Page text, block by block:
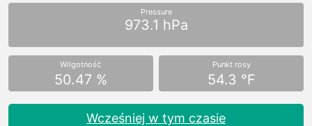
Pressure
973.1 hPa
Wilgotność
50.47 %
Punkt rosy
54.3 °F
Wcześniej w tym czasie